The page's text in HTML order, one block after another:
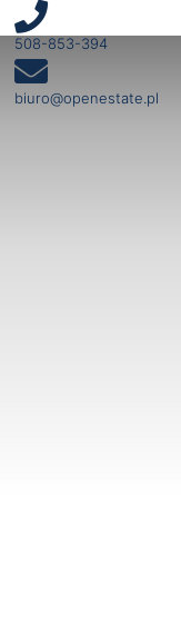
508-853-394
biuro@openestate.pl